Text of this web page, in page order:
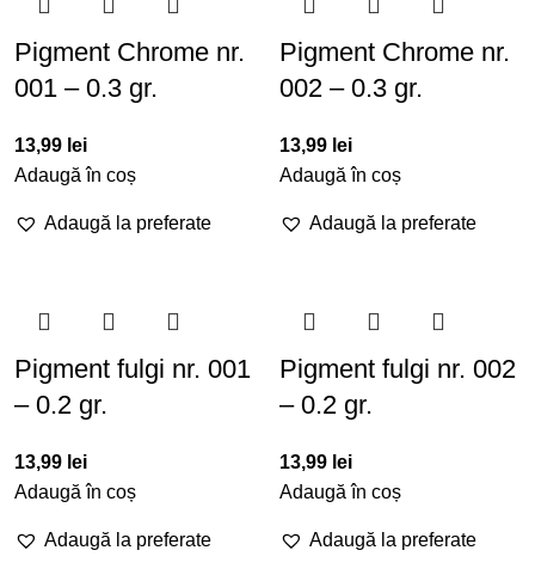
Pigment Chrome nr.
001 – 0.3 gr.
13,99 lei
Adaugă în coș
Adaugă la preferate
Pigment Chrome nr.
002 – 0.3 gr.
13,99 lei
Adaugă în coș
Adaugă la preferate
Pigment fulgi nr. 001
– 0.2 gr.
13,99 lei
Adaugă în coș
Adaugă la preferate
Pigment fulgi nr. 002
– 0.2 gr.
13,99 lei
Adaugă în coș
Adaugă la preferate